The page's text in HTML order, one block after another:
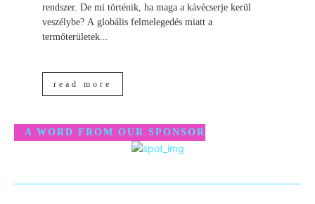
rendszer. De mi történik, ha maga a kávécserje kerül
veszélybe? A globális felmelegedés miatt a
termőterületek...
read more
A WORD FROM OUR SPONSOR